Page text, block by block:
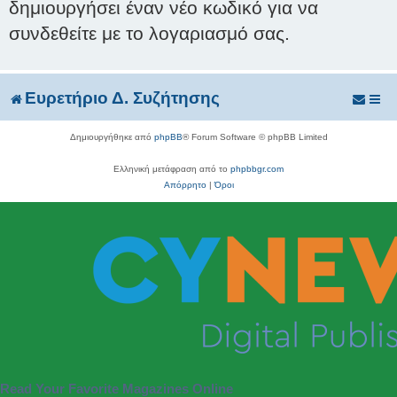
δημιουργήσει έναν νέο κωδικό για να
συνδεθείτε με το λογαριασμό σας.
Ευρετήριο Δ. Συζήτησης
Δημιουργήθηκε από phpBB® Forum Software © phpBB Limited
Ελληνική μετάφραση από το phpbbgr.com
Απόρρητο|Όροι
Read Your Favorite Magazines Online